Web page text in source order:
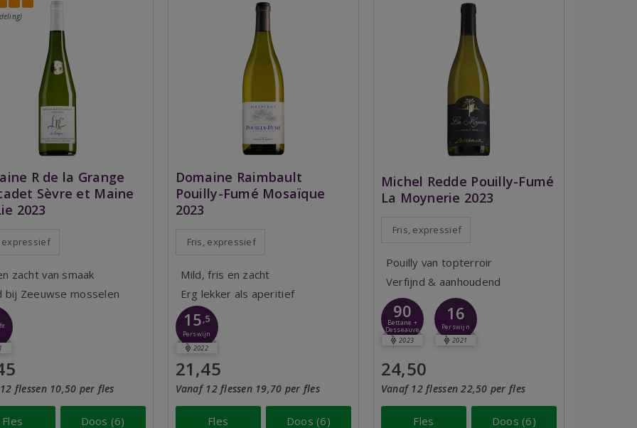
R de la Grange
Sèvre et Maine
2023
expressief
zacht van smaak
bij Zeeuwse mosselen
flessen 10,50 per fles
Fles Doos (6)
Domaine Raimbault
Pouilly-Fumé Mosaïque
2023
Fris, expressief
Mild, fris en zacht
Erg lekker als aperitief
15,5
Perswijn
2022
21,45
Vanaf 12 flessen 19,70 per fles
Fles Doos (6)
Michel Redde Pouilly-Fumé
La Moynerie 2023
Fris, expressief
Pouilly van topterroir
Verfijnd & aanhoudend
90
Bettane +
Desseauve
2023
16
Perswijn
2021
24,50
Vanaf 12 flessen 22,50 per fles
Fles Doos (6)